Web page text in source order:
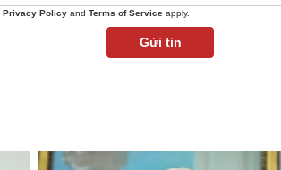
Privacy Policy and Terms of Service apply.
Gửi tin